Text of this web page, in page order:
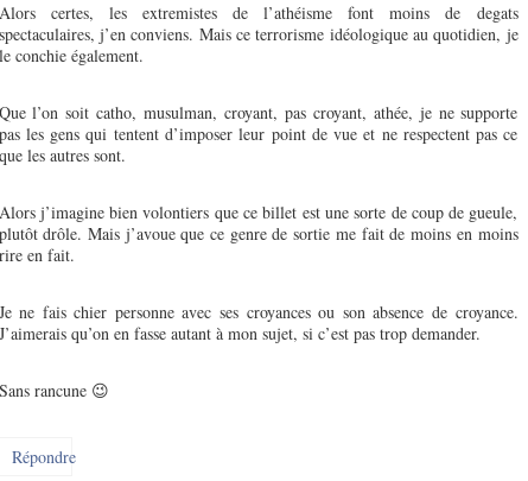
certes, les extremistes de l’athéisme font moins de degats
j’en conviens. Mais ce terrorisme idéologique au quotidien, je
conchie également.
l’on soit catho, musulman, croyant, pas croyant, athée, je ne supporte
les gens qui tentent d’imposer leur point de vue et ne respectent pas ce
les autres sont.
j’imagine bien volontiers que ce billet est une sorte de coup de gueule,
drôle. Mais j’avoue que ce genre de sortie me fait de moins en moins
en fait.
ne fais chier personne avec ses croyances ou son absence de croyance.
qu’on en fasse autant à mon sujet, si c’est pas trop demander.
rancune 😉
Répondre